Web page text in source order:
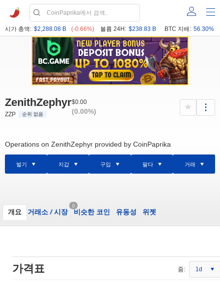
시가 총액: $2,288.08 B (-0.66%) 볼륨 24H: $238.83 B BTC 지배: 56.30%
ZenithZephyr
ZZP 순위 없음
$0.00
(0.00%)
Operations on ZenithZephyr provided by CoinPaprika
벌기 지갑 구입 팔다 거래
개요 거래소 /시장
0
비슷한 코인 유동성 위젯
가격표 줌: 1d